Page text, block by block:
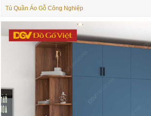
Tủ Quần Áo Gỗ Công Nghiệp